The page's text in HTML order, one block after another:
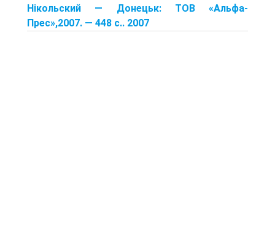
Нікольский — Донецьк: TOB «Альфа-
Прес»,2007. — 448 с.. 2007